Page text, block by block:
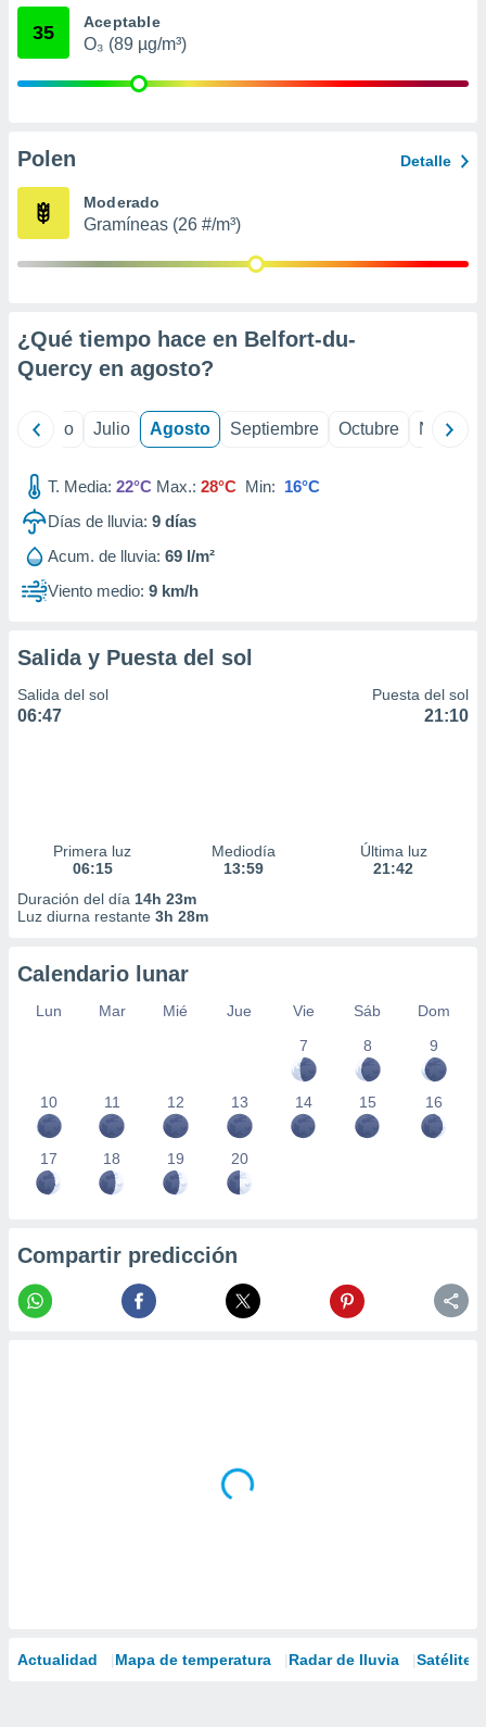
e
de
35 Aceptable
O₃ (89 µg/m³)
Polen Detalle
Moderado
Gramíneas (26 #/m³)
¿Qué tiempo hace en Belfort-du-
Quercy en agosto?
Junio Julio Agosto Septiembre Octubre
T. Media: 22°C Max.: 28°C Min: 16°C
Días de lluvia: 9 días
Acum. de lluvia: 69 l/m²
Viento medio: 9 km/h
Salida y Puesta del sol
Salida del sol
06:47
Puesta del sol
21:10
Primera luz
06:15
Mediodía
13:59
Última luz
21:42
Duración del día 14h 23m
Luz diurna restante 3h 28m
Calendario lunar
Lun Mar Mié Jue Vie Sáb
Dom
7
8 9
10 11 12 13 14 15 16
17 18 19 20
Compartir predicción
Actualidad Mapa de temperatura Radar de lluvia Satélites